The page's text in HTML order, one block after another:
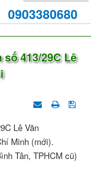
0903380680
413/29C Lê
Lê Văn
Minh (mới).
Tân, TPHCM cũ)